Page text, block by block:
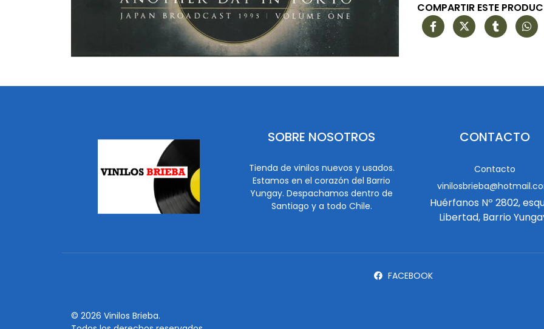
COMPARTIR ESTE
SOBRE NOSOTROS
Tienda de vinilos nuevos y usados.
Estamos en el corazón del Barrio
Yungay. Despachamos dentro de
Santiago y a todo Chile.
CONTACTO
Contacto
Huérfanos Nº 2802,
Libertad, Barrio
FACEBOOK
© 2026 Vinilos Brieba.